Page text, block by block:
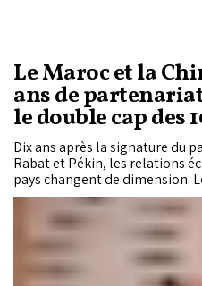
Le Maroc et la
ans de
le double cap des
Dix ans après la signature du
Rabat et Pékin, les relations
pays changent de dimension.
comme les investissements
franchi le seuil symbolique
illustrant la montée en
s'étend désormais de
passant par les énergies
technologies.